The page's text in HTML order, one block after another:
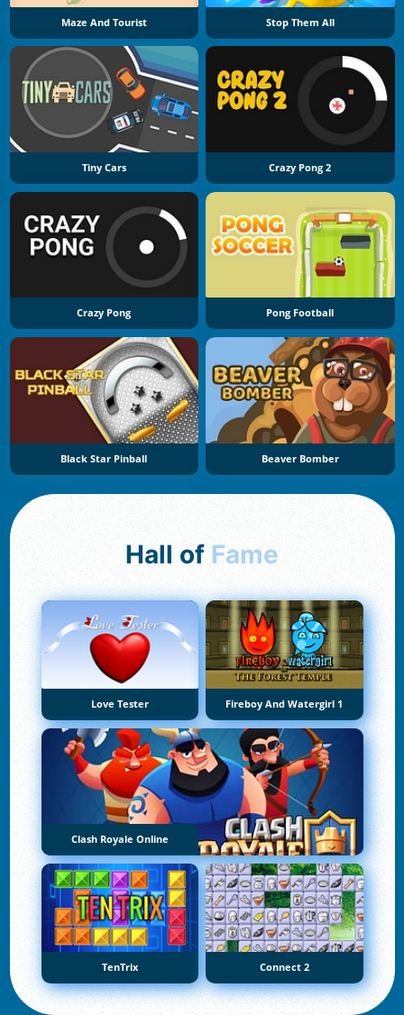
Maze And Tourist Stop Them All
Tiny Cars Crazy Pong 2
Crazy Pong Pong Football
Black Star Pinball Beaver Bomber
Hall of Fame
Love Tester Fireboy And Watergirl 1
Clash Royale Online
TenTrix Connect 2